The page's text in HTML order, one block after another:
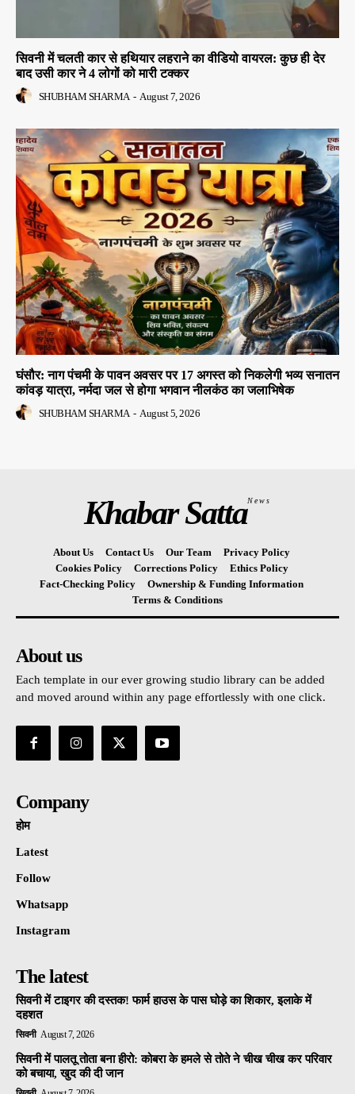
सिवनी में चलती कार से हथियार लहराने का वीडियो वायरल: कुछ ही देर
बाद उसी कार ने 4 लोगों को मारी टक्कर
SHUBHAM SHARMA - August 7, 2026
घंसौर: नाग पंचमी के पावन अवसर पर 17 अगस्त को निकलेगी भव्य सनातन
कांवड़ यात्रा, नर्मदा जल से होगा भगवान नीलकंठ का जलाभिषेक
SHUBHAM SHARMA - August 5, 2026
Khabar SattaNews
About Us Contact Us Our Team
Privacy Policy
Cookies Policy
Corrections Policy
Ethics Policy
Fact-Checking Policy
Ownership & Funding Information
Terms & Conditions
About us
Each template in our ever growing studio library can be added
and moved around within any page effortlessly with one click.
Company
होम
Latest
Follow
Whatsapp
Instagram
The latest
सिवनी में टाइगर की दस्तक! फार्म हाउस के पास घोड़े का शिकार, इलाके में
दहशत
सिवनी August 7, 2026
सिवनी में पालतू तोता बना हीरो: कोबरा के हमले से तोते ने चीख चीख कर परिवार
को बचाया, खुद की दी जान